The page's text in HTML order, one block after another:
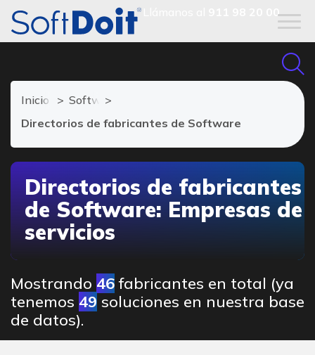
911 98 20 00
Inicio
Software para Empresas de Servicios
Directorios de fabricantes de Software
Directorios de fabricantes
de Software: Empresas de
servicios
Mostrando 46fabricantes en total (ya
tenemos 49 soluciones en nuestra base
de datos).